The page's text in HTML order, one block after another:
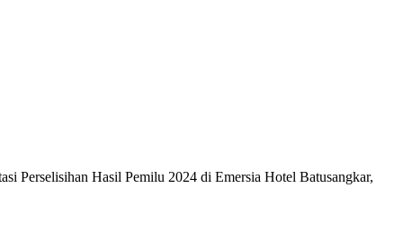
Perselisihan Hasil Pemilu 2024 di Emersia Hotel Batusangkar,